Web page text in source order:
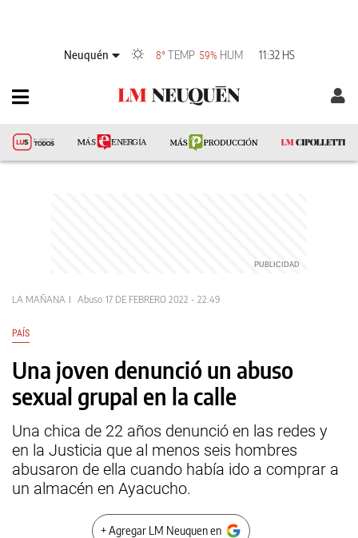
Neuquén 8° TEMP 59% HUM 11:32 HS
LA MAÑANA Abuso 17 DE FEBRERO 2022 - 22:49
PAÍS
Una joven denunció un abuso
sexual grupal en la calle
Una chica de 22 años denunció en las redes y
en la Justicia que al menos seis hombres
abusaron de ella cuando había ido a comprar a
un almacén en Ayacucho.
+ Agregar LM Neuquen en